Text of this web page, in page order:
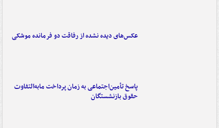
عکس‌های دیده نشده از رفاقت دو فرمانده‌ موشکی
پاسخ تأمین‌اجتماعی به زمان پرداخت مابه‌التفاوت
حقوق بازنشستگان